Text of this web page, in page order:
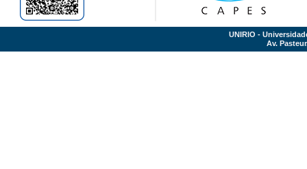
UNIRIO -
Av.